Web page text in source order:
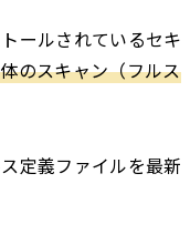
ールされているセキ
のスキャン（フルス
定義ファイルを最新